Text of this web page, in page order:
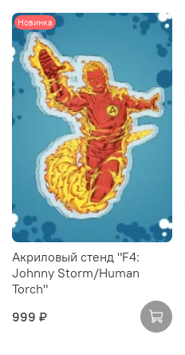
Новинка
Акриловый стенд "F4:
Johnny Storm/Human
Torch"
999 ₽